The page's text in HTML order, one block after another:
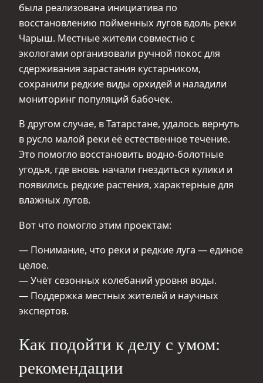
была реализована инициатива по
восстановлению пойменных лугов вдоль реки
Чарыш. Местные жители совместно с
экологами организовали ручной покос для
сдерживания зарастания кустарником,
сохранили редкие виды орхидей и наладили
мониторинг популяций бабочек.
В другом случае, в Татарстане, удалось вернуть
в русло малой реки её естественное течение.
Это помогло восстановить водно-болотные
угодья, где вновь начали гнездиться кулики и
появились редкие растения, характерные для
влажных лугов.
Вот что помогло этим проектам:
— Понимание, что реки и редкие луга — единое
целое.
— Учёт сезонных колебаний уровня воды.
— Поддержка местных жителей и научных
экспертов.
Как подойти к делу с умом:
рекомендации